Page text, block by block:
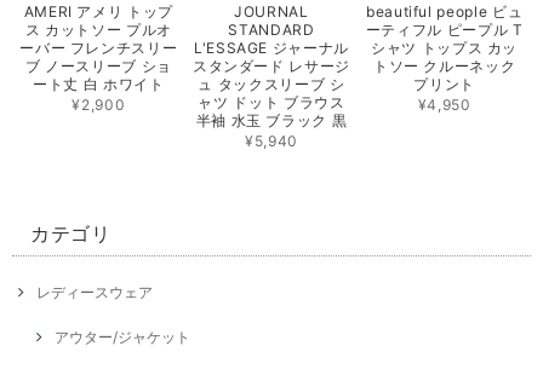
AMERI アメリ トップ
ス カットソー プルオ
ーバー フレンチスリー
ブ ノースリーブ ショ
ート丈 白 ホワイト
¥2,900
JOURNAL
STANDARD
L'ESSAGE ジャーナル
スタンダード レサージ
ュ タックスリーブ シ
ャツ ドット ブラウス
半袖 水玉 ブラック 黒
¥5,940
beautiful people ビュ
ーティフル ピープル T
シャツ トップス カッ
トソー クルーネック
プリント
¥4,950
カテゴリ
レディースウェア
アウター/ジャケット